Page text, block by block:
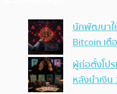
นักพัฒนาใ
Bitcoin เตื
ผู้ก่อตั้งโป
หลังนำเงิ